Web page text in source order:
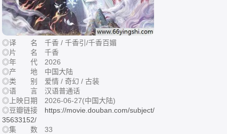
◎译 名 千香 / 千香引/千香百媚
◎片 名 千香
◎年 代 2026
◎产 地 中国大陆
◎类 别 爱情 / 奇幻 / 古装
◎语 言 汉语普通话
◎上映日期 2026-06-27(中国大陆)
◎豆瓣链接 https://movie.douban.com/subject/
35633152/
◎集 数 33